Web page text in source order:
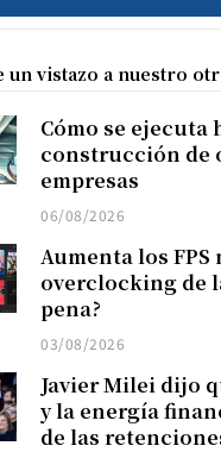
un vistazo a nuestro
Cómo se ejecuta
construcción de
empresas
06/08/2026
Aumenta los FPS
overclocking de
pena?
03/08/2026
Javier Milei dijo
y la energía
de las